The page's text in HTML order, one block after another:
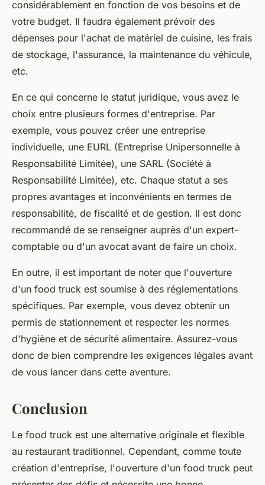
considérablement en fonction de vos besoins et de
votre budget. Il faudra également prévoir des
dépenses pour l'achat de matériel de cuisine, les frais
de stockage, l'assurance, la maintenance du véhicule,
etc.
En ce qui concerne le statut juridique, vous avez le
choix entre plusieurs formes d'entreprise. Par
exemple, vous pouvez créer une entreprise
individuelle, une EURL (Entreprise Unipersonnelle à
Responsabilité Limitée), une SARL (Société à
Responsabilité Limitée), etc. Chaque statut a ses
propres avantages et inconvénients en termes de
responsabilité, de fiscalité et de gestion. Il est donc
recommandé de se renseigner auprès d'un expert-
comptable ou d'un avocat avant de faire un choix.
En outre, il est important de noter que l'ouverture
d'un food truck est soumise à des réglementations
spécifiques. Par exemple, vous devez obtenir un
permis de stationnement et respecter les normes
d'hygiène et de sécurité alimentaire. Assurez-vous
donc de bien comprendre les exigences légales avant
de vous lancer dans cette aventure.
Conclusion
Le food truck est une alternative originale et flexible
au restaurant traditionnel. Cependant, comme toute
création d'entreprise, l'ouverture d'un food truck peut